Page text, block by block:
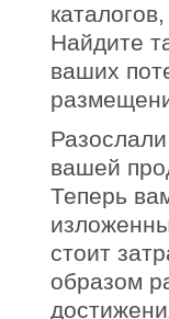
Найдите
ваших
вашей
Теперь
стоит
образом